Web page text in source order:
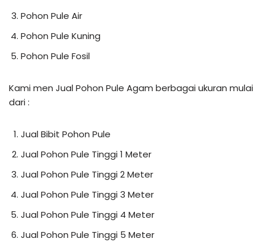
Pohon Pule Air
Pohon Pule Kuning
Pohon Pule Fosil
Kami men Jual Pohon Pule Agam berbagai ukuran mulai
dari :
Jual Bibit Pohon Pule
Jual Pohon Pule Tinggi 1 Meter
Jual Pohon Pule Tinggi 2 Meter
Jual Pohon Pule Tinggi 3 Meter
Jual Pohon Pule Tinggi 4 Meter
Jual Pohon Pule Tinggi 5 Meter